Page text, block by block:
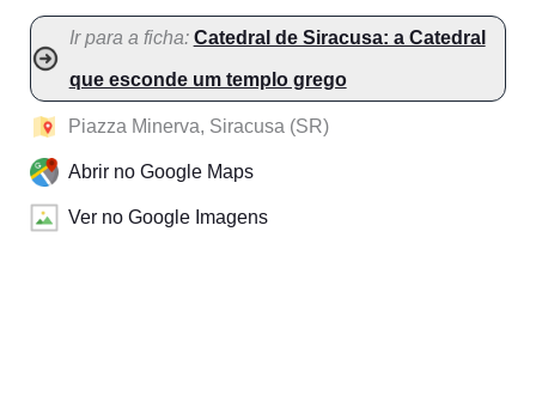
Ir para a ficha: Catedral de Siracusa: a Catedral
que esconde um templo grego
Piazza Minerva, Siracusa (SR)
Abrir no Google Maps
Ver no Google Imagens